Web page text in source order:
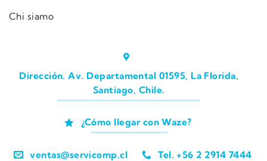
Chi siamo
Dirección. Av. Departamental 01595, La Florida,
Santiago, Chile.
¿Cómo llegar con Waze?
ventas@servicomp.cl Tel. +56 2 2914 7444